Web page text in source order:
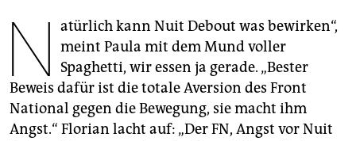
fragen & hilfe
unterstützen
abo
genossenschaft
N atürlich kann Nuit Debout was bewirken“,
meint Paula mit dem Mund voller
Spaghetti, wir essen ja gerade. „Bester
Beweis dafür ist die totale Aversion des Front
National gegen die Bewegung, sie macht ihm
Angst.“ Florian lacht auf: „Der FN, Angst vor Nuit